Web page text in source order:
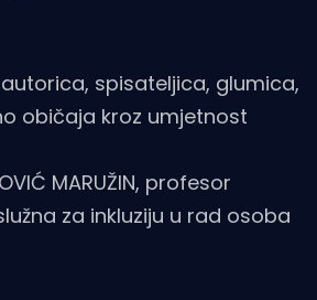
spisateljica, glumica,
običaja kroz umjetnost
MARUŽIN, profesor
za inkluziju u rad osoba